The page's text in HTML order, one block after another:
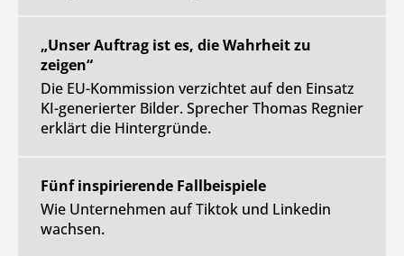
„Unser Auftrag ist es, die Wahrheit zu
zeigen“
Die EU-Kommission verzichtet auf den Einsatz
KI-generierter Bilder. Sprecher Thomas Regnier
erklärt die Hintergründe.
Fünf inspirierende Fallbeispiele
Wie Unternehmen auf Tiktok und Linkedin
wachsen.